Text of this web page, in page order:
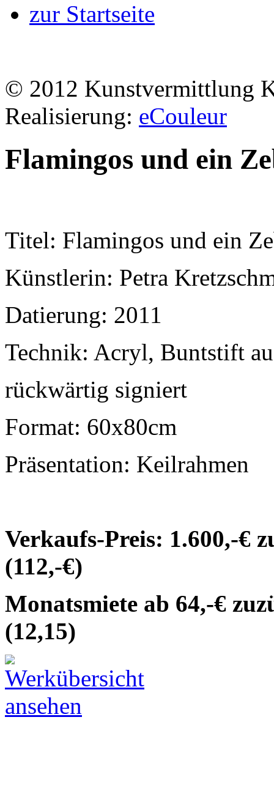
zur Startseite
© 2012 Kunstvermittlung
Realisierung: eCouleur
Flamingos und ein
Titel: Flamingos und ein
Künstlerin: Petra
Datierung: 2011
Technik: Acryl, Buntstift
rückwärtig signiert
Format: 60x80cm
Präsentation: Keilrahmen
Verkaufs-Preis: 1.600,-€
(112,-€)
Monatsmiete ab 64,-€
(12,15)